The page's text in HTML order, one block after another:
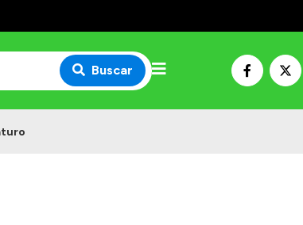
Buscar